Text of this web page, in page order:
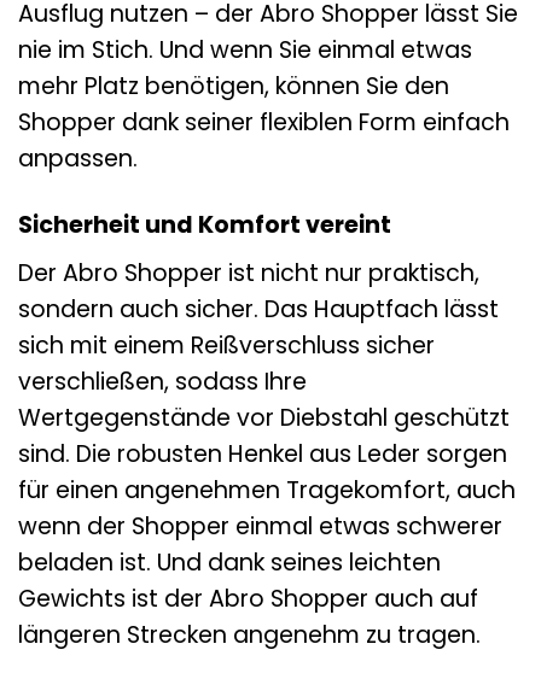
Ausflug nutzen – der Abro Shopper lässt Sie
nie im Stich. Und wenn Sie einmal etwas
mehr Platz benötigen, können Sie den
Shopper dank seiner flexiblen Form einfach
anpassen.
Sicherheit und Komfort vereint
Der Abro Shopper ist nicht nur praktisch,
sondern auch sicher. Das Hauptfach lässt
sich mit einem Reißverschluss sicher
verschließen, sodass Ihre
Wertgegenstände vor Diebstahl geschützt
sind. Die robusten Henkel aus Leder sorgen
für einen angenehmen Tragekomfort, auch
wenn der Shopper einmal etwas schwerer
beladen ist. Und dank seines leichten
Gewichts ist der Abro Shopper auch auf
längeren Strecken angenehm zu tragen.